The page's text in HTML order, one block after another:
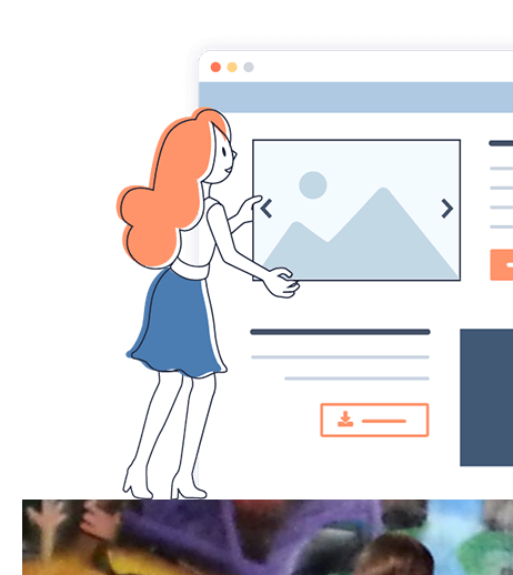
Diaporamas
20130614_215121